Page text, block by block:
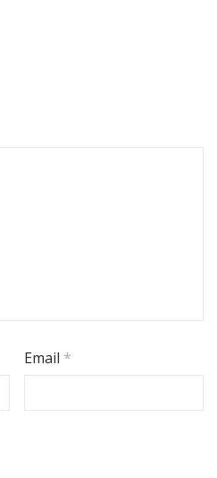
Email *